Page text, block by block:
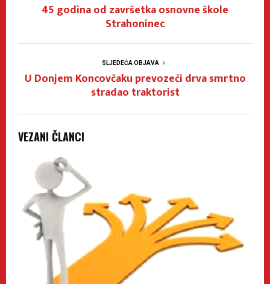
45 godina od završetka osnovne škole
Strahoninec
SLJEDEĆA OBJAVA
U Donjem Koncovčaku prevozeći drva smrtno
stradao traktorist
VEZANI ČLANCI